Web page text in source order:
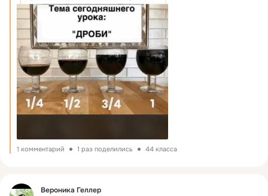
1 комментарий 1 раз поделились 44 класса
Фид
Вероника Геллер